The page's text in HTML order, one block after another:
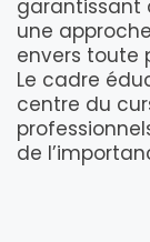
garantissant
une
envers toute
Le cadre
centre du
de